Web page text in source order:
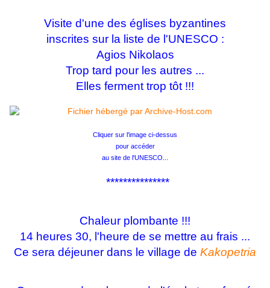
Visite d'une des églises byzantines
inscrites sur la liste de l'UNESCO :
Agios Nikolaos
Trop tard pour les autres ...
Elles ferment trop tôt !!!
Cliquer sur l'image ci-dessus
pour accéder
au site de l'UNESCO...
***************
Chaleur plombante !!!
14 heures 30, l'heure de se mettre au frais ...
Ce sera déjeuner dans le village de Kakopetria